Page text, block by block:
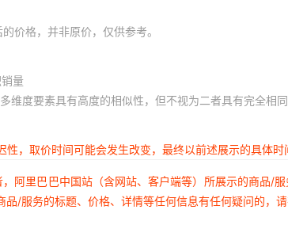
价格，并非原价，仅供参考。
量
度要素具有高度的相似性，但不视为二者具有完全相
，取价时间可能会发生改变，最终以前述展示的具体时
阿里巴巴中国站（含网站、客户端等）所展示的商品/
/服务的标题、价格、详情等任何信息有任何疑问的